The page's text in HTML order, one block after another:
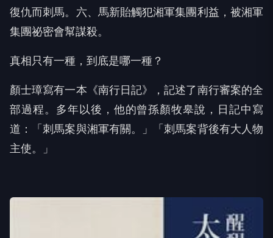
復仇而刺馬。六、馬新貽觸犯湘軍集團利益，被湘軍
集團祕密會幫謀殺。
真相只有一種，到底是哪一種？
顏士璋寫有一本《南行日記》，記述了南行審案的全
部過程。多年以後，他的曾孫顏牧皋說，日記中寫
道：「刺馬案與湘軍有關。」「刺馬案背後有大人物
主使。」